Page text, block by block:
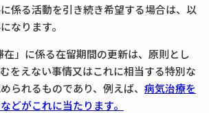
係る活動を引き続き希望する場合は、以
なります。
」に係る在留期間の更新は、原則とし
をえない事情又はこれに相当する特別な
られるものであり、例えば、 病気治療を
どがこれに当たります。